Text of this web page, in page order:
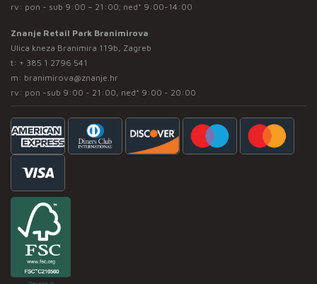
rv: pon - sub 9:00 – 21:00; ned* 9:00-14:00
Znanje Retail Park Branimirova
Ulica kneza Branimira 119b, Zagreb
t: + 385 1 2796 541
m: branimirova@znanje.hr
rv: pon -sub 9:00 - 21:00, ned* 9:00 - 20:00